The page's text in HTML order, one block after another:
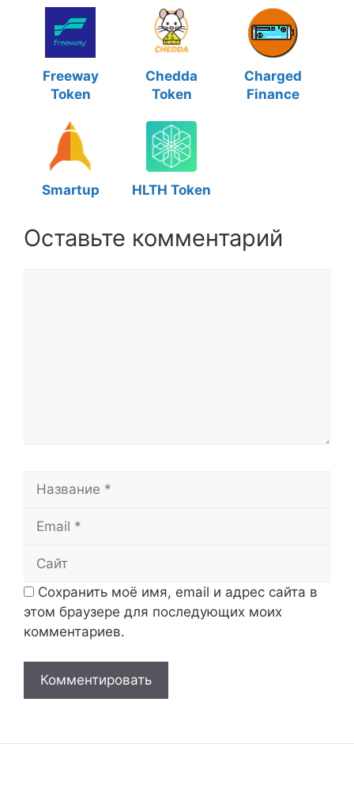
Freeway
Token
Chedda
Token
Charged
Finance
Smartup HLTH Token
Оставьте комментарий
Сохранить моё имя, email и адрес сайта в
этом браузере для последующих моих
комментариев.